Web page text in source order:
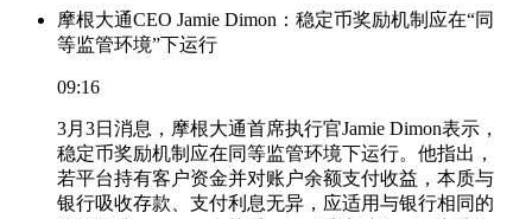
摩根大通CEO Jamie Dimon：稳定币奖励机制应在“同
等监管环境”下运行
09:16
3月3日消息，摩根大通首席执行官Jamie Dimon表示，
稳定币奖励机制应在同等监管环境下运行。他指出，
若平台持有客户资金并对账户余额支付收益，本质与
银行吸收存款、支付利息无异，应适用与银行相同的